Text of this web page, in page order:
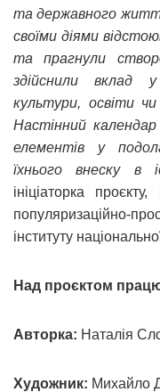
та державного
своїми діями
та прагнули
здійснили вклад
культури, освіти
Настінний
елементів у
їхнього внеску в
ініціаторка
популяризаційно-
інституту
Над проєктом
Авторка: Наталія
Художник: Михайло